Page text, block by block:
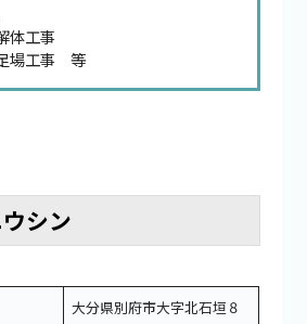
体工事
場工事 等
シン
大分県別府市大字北石垣８